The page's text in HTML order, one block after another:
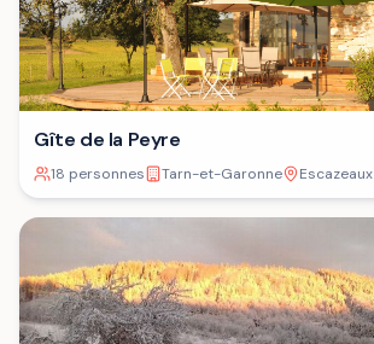
Gîte de la Peyre
18 personnes Tarn-et-Garonne Escazeaux